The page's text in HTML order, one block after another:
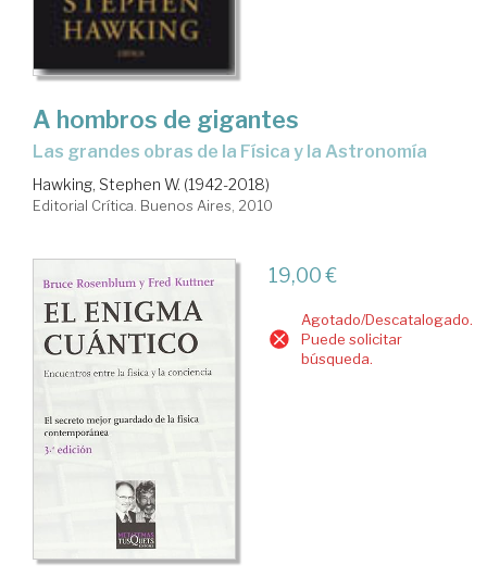
A hombros de gigantes
las grandes obras de la Física y la Astronomía
Hawking, Stephen W. (1942-2018)
Editorial Crítica. Buenos Aires, 2010
19,00 €
Agotado/Descatalogado.
Puede solicitar
búsqueda.